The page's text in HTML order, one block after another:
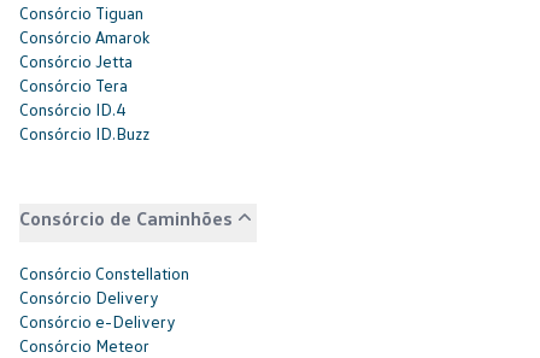
Consórcio Tiguan
Consórcio Amarok
Consórcio Jetta
Consórcio Tera
Consórcio ID.4
Consórcio ID.Buzz
Consórcio de Caminhões
Consórcio Constellation
Consórcio Delivery
Consórcio e-Delivery
Consórcio Meteor